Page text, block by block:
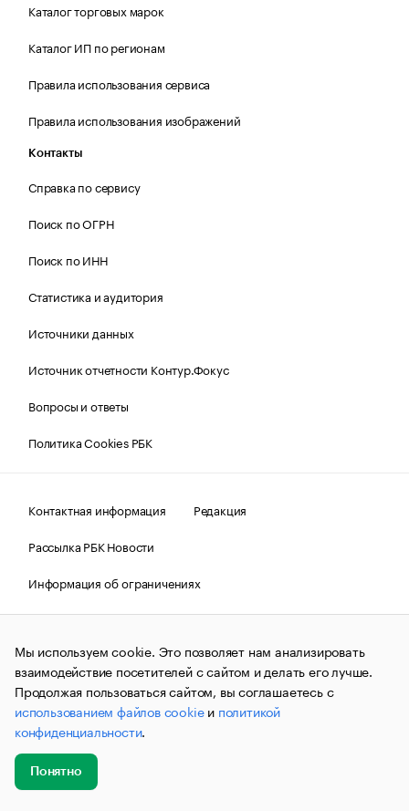
Каталог торговых марок
Каталог ИП по регионам
Правила использования сервиса
Правила использования изображений
Контакты
Справка по сервису
Поиск по ОГРН
Поиск по ИНН
Статистика и аудитория
Источники данных
Источник отчетности Контур.Фокус
Вопросы и ответы
Политика Cookies РБК
Контактная информация
Редакция
Рассылка РБК Новости
Информация об ограничениях
Правовая информация
О соблюдении авторских прав
© АО «РОСБИЗНЕСКОНСАЛТИНГ»,1995–2026.Сообщения
и материалы информационного агентства «РБК»
(зарегистрировано Федеральной службой по надзору в сфере
связи, информационных технологий и массовых
коммуникаций (Роскомнадзор) 09.12.2015 за номером ИА
№ФС77-63848) сопровождаются пометкой «РБК». Отдельные
публикации могут содержать информацию,
не предназначенную для пользователей
до 18 лет.
Мы используем cookie. Это позволяет нам анализировать
взаимодействие посетителей с сайтом и делать его лучше.
Продолжая пользоваться сайтом, вы соглашаетесь с
использованием файлов cookieи политикой
конфиденциальности.
Понятно